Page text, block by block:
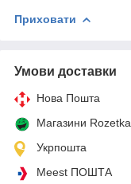
Приховати
Умови доставки
Нова Пошта
Магазини Rozetka
Укрпошта
Meest ПОШТА